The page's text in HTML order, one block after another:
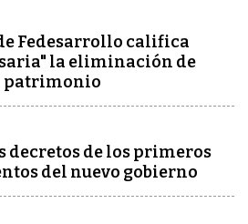
Fedesarrollo califica
la eliminación de
patrimonio
decretos de los primeros
del nuevo gobierno